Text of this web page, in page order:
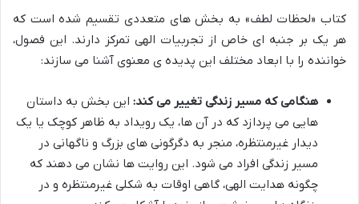
کتاب «لحظات لطف» به بخش های متعددی تقسیم شده است که
هر یک بر جنبه ای خاص از تجربیات الهی تمرکز دارند. این فصول،
خواننده را با ابعاد مختلف این پدیده ی معنوی آشنا می سازند:
هنگامی که مسیر زندگی تغییر می کند: این بخش به داستان
هایی می پردازد که در آن ها، یک رویداد به ظاهر کوچک یا یک
دیدار غیرمنتظره، منجر به دگرگونی های بزرگ و ناگهانی در
مسیر زندگی افراد می شود. این روایت ها نشان می دهند که
چگونه هدایت الهی، گاهی اوقات به شکلی غیرمنتظره و در